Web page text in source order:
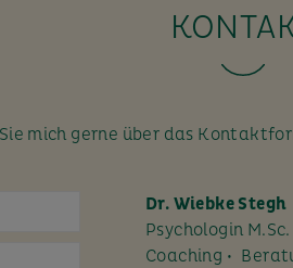
mich gerne über das
Dr. Wiebke Stegh
Psychologin M.Sc.
Coaching •